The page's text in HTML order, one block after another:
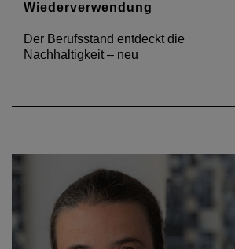
Wiederverwendung
Der Berufsstand entdeckt die
Nachhaltigkeit – neu